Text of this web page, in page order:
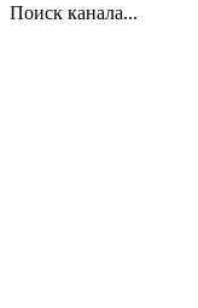
Поиск канала...